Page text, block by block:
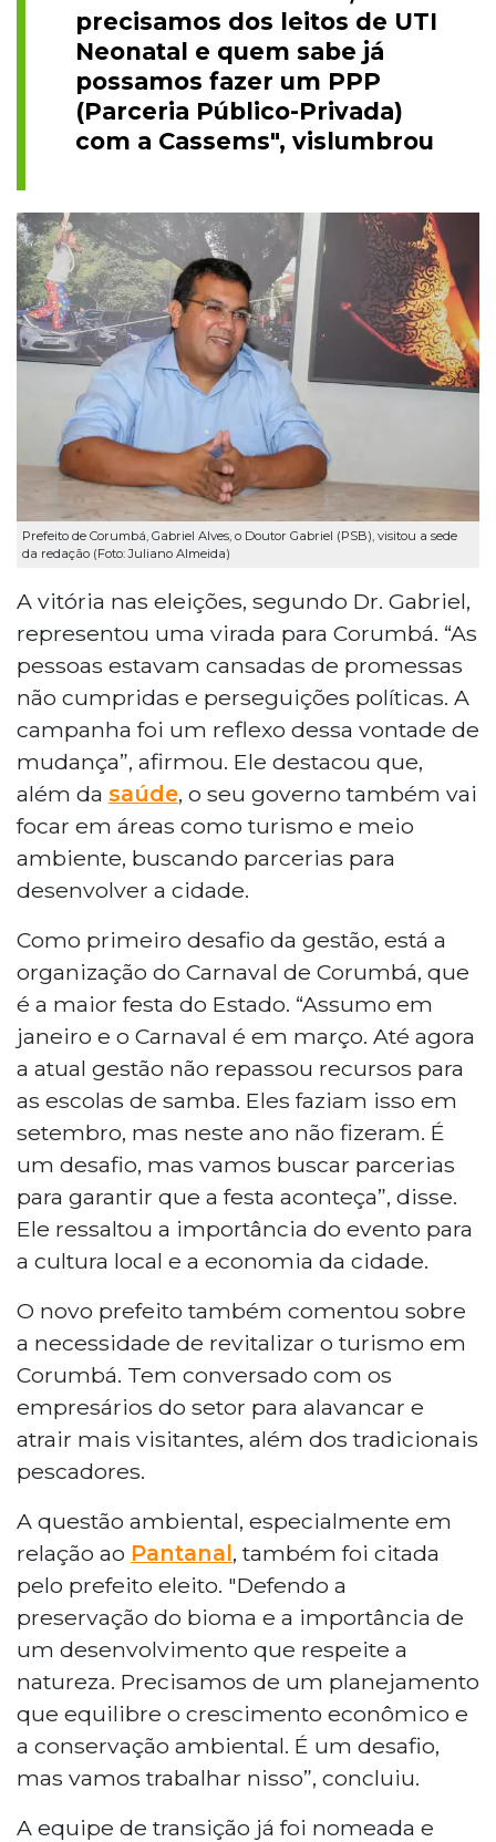
precisamos dos leitos de UTI
Neonatal e quem sabe já
possamos fazer um PPP
(Parceria Público-Privada)
com a Cassems", vislumbrou
Prefeito de Corumbá, Gabriel Alves, o Doutor Gabriel (PSB), visitou a sede
da redação (Foto: Juliano Almeida)
A vitória nas eleições, segundo Dr. Gabriel,
representou uma virada para Corumbá. “As
pessoas estavam cansadas de promessas
não cumpridas e perseguições políticas. A
campanha foi um reflexo dessa vontade de
mudança”, afirmou. Ele destacou que,
além da saúde, o seu governo também vai
focar em áreas como turismo e meio
ambiente, buscando parcerias para
desenvolver a cidade.
Como primeiro desafio da gestão, está a
organização do Carnaval de Corumbá, que
é a maior festa do Estado. “Assumo em
janeiro e o Carnaval é em março. Até agora
a atual gestão não repassou recursos para
as escolas de samba. Eles faziam isso em
setembro, mas neste ano não fizeram. É
um desafio, mas vamos buscar parcerias
para garantir que a festa aconteça”, disse.
Ele ressaltou a importância do evento para
a cultura local e a economia da cidade.
O novo prefeito também comentou sobre
a necessidade de revitalizar o turismo em
Corumbá. Tem conversado com os
empresários do setor para alavancar e
atrair mais visitantes, além dos tradicionais
pescadores.
A questão ambiental, especialmente em
relação ao Pantanal, também foi citada
pelo prefeito eleito. "Defendo a
preservação do bioma e a importância de
um desenvolvimento que respeite a
natureza. Precisamos de um planejamento
que equilibre o crescimento econômico e
a conservação ambiental. É um desafio,
mas vamos trabalhar nisso”, concluiu.
A equipe de transição já foi nomeada e